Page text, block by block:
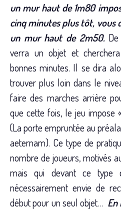
un mur haut de 1m80
cinq minutes plus tôt, vous
un mur haut de 2m50.
verra un objet et
bonnes minutes. Il se dira
trouver plus loin dans le
faire des marches arrière
que cette fois, le jeu impose
(La porte empruntée au
aeternam). Ce type de
nombre de joueurs, motivés
mais qui devant ce type
nécessairement envie de
début pour un seul objet…